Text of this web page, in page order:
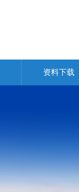
资料下载